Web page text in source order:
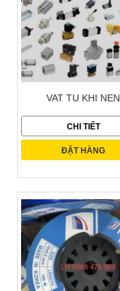
VAT TU KHI NEN
CHI TIẾT
ĐẶT HÀNG